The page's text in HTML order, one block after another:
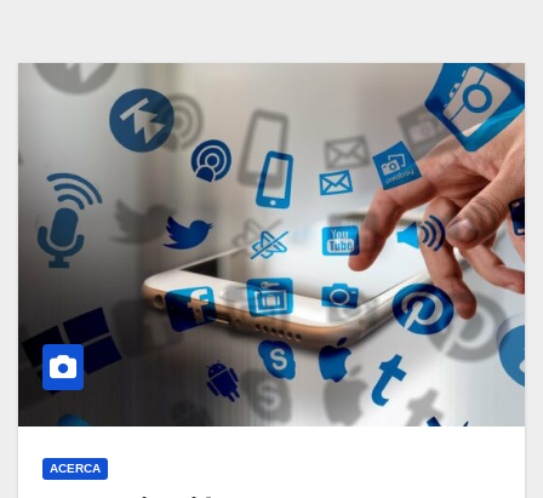
ACERCA